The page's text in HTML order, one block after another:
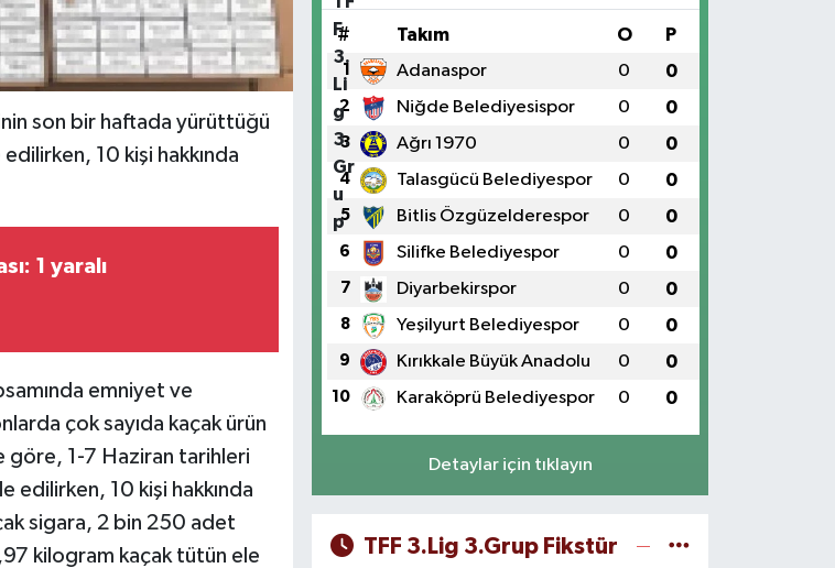
son bir haftada yürüttüğü
10 kişi hakkında
1 yaralı
emniyet ve
çok sayıda kaçak ürün
göre, 1-7 Haziran tarihleri
edilirken, 10 kişi hakkında
sigara, 2 bin 250 adet
kilogram kaçak tütün ele
# Takım O P
1 Adanaspor 0 0
2 Niğde Belediyesispor 0 0
3 Ağrı 1970 0 0
4 Talasgücü Belediyespor 0 0
5 Bitlis Özgüzelderespor 0 0
6 Silifke Belediyespor 0 0
7 Diyarbekirspor 0 0
8 Yeşilyurt Belediyespor 0 0
9 Kırıkkale Büyük Anadolu 0 0
10 Karaköprü Belediyespor 0 0
Detaylar için tıklayın
TFF 3.Lig 3.Grup Fikstür